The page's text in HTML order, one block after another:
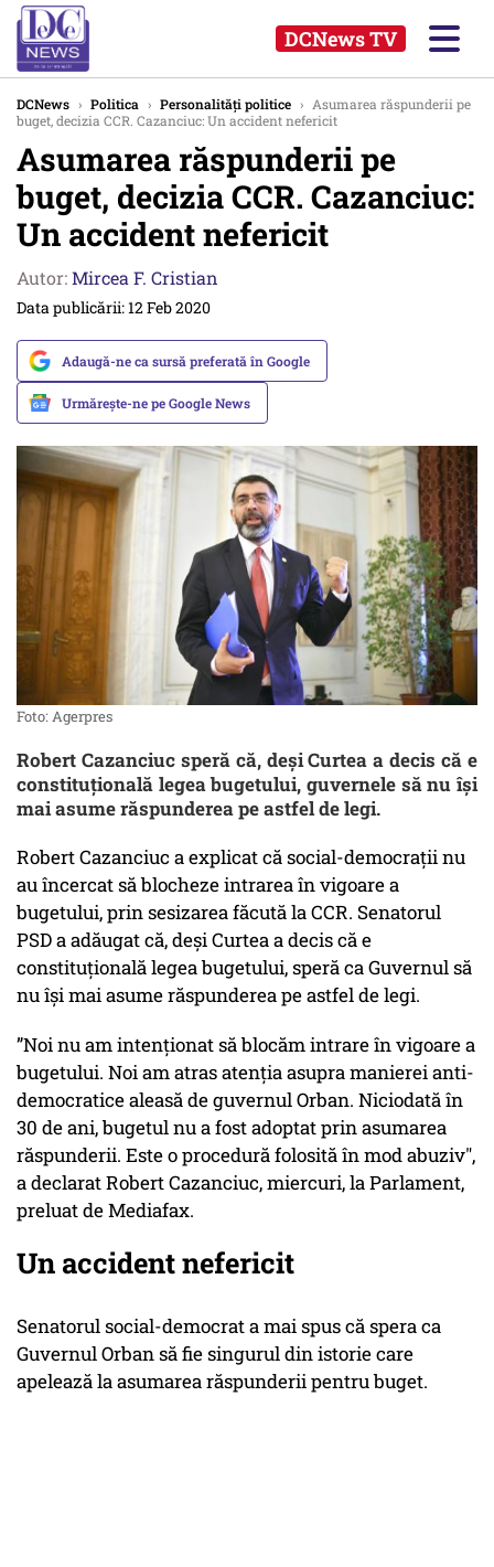
DCNews TV
DCNews › Politica › Personalități politice › Asumarea răspunderii pe
buget, decizia CCR. Cazanciuc: Un accident nefericit
Asumarea răspunderii pe
buget, decizia CCR. Cazanciuc:
Un accident nefericit
Autor:Mircea F. Cristian
Data publicării: 12 Feb 2020
Adaugă-ne ca sursă preferată în Google
Urmărește-ne pe Google News
Foto: Agerpres
Robert Cazanciuc speră că, deși Curtea a decis că e
constituțională legea bugetului, guvernele să nu își
mai asume răspunderea pe astfel de legi.
Robert Cazanciuc a explicat că social-democrații nu
au încercat să blocheze intrarea în vigoare a
bugetului, prin sesizarea făcută la CCR. Senatorul
PSD a adăugat că, deși Curtea a decis că e
constituțională legea bugetului, speră ca Guvernul să
nu își mai asume răspunderea pe astfel de legi.
”Noi nu am intenționat să blocăm intrare în vigoare a
bugetului. Noi am atras atenția asupra manierei anti-
democratice aleasă de guvernul Orban. Niciodată în
30 de ani, bugetul nu a fost adoptat prin asumarea
răspunderii. Este o procedură folosită în mod abuziv",
a declarat Robert Cazanciuc, miercuri, la Parlament,
preluat de Mediafax.
Un accident nefericit
Senatorul social-democrat a mai spus că spera ca
Guvernul Orban să fie singurul din istorie care
apelează la asumarea răspunderii pentru buget.